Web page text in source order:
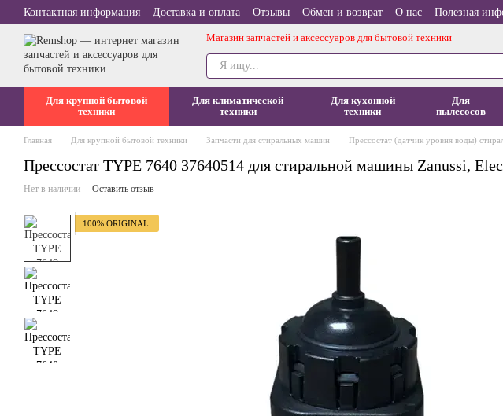
Перейти к основному контенту
Контактная информация Доставка и оплата Отзывы Обмен и возврат О нас Полезная
Магазин запчастей и аксессуаров для бытовой техники
Для крупной бытовой
техники
Для климатической
техники
Для кухонной
техники
Для
пылесосов
Главная Для крупной бытовой техники Запчасти для стиральных машин Прессостат (датчик уровня воды)
Прессостат TYPE 7640 37640514 для стиральной машины Zanussi,
Нет в наличии Оставить отзыв
100% ORIGINAL